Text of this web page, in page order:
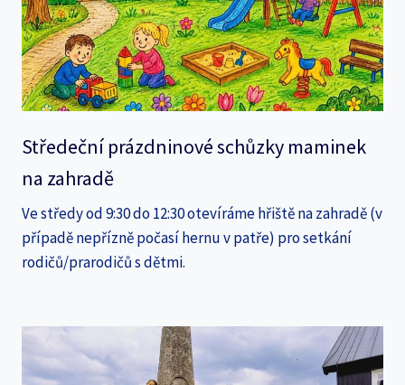
Středeční prázdninové schůzky maminek
na zahradě
Ve středy od 9:30 do 12:30 otevíráme hřiště na zahradě (v
případě nepřízně počasí hernu v patře) pro setkání
rodičů/prarodičů s dětmi.